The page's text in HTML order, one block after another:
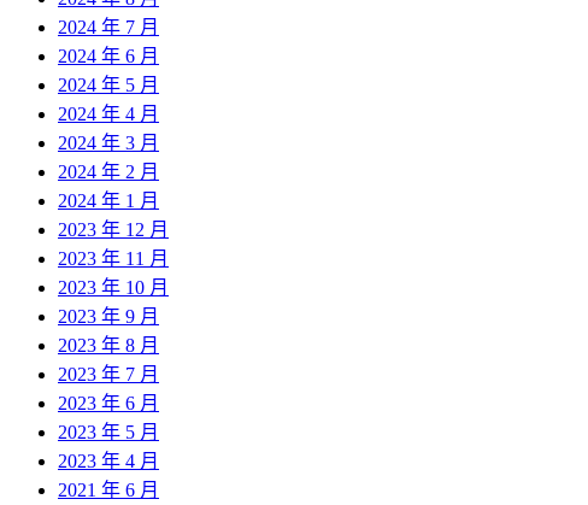
2024 年 7 月
2024 年 6 月
2024 年 5 月
2024 年 4 月
2024 年 3 月
2024 年 2 月
2024 年 1 月
2023 年 12 月
2023 年 11 月
2023 年 10 月
2023 年 9 月
2023 年 8 月
2023 年 7 月
2023 年 6 月
2023 年 5 月
2023 年 4 月
2021 年 6 月